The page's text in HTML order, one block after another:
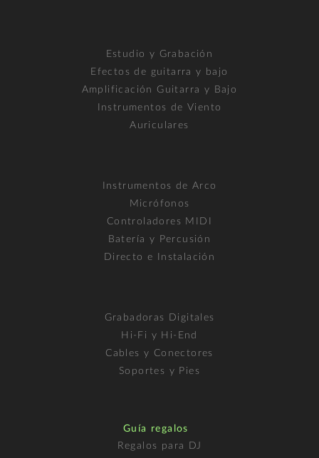
Estudio y Grabación
Efectos de guitarra y bajo
Amplificación Guitarra y Bajo
Instrumentos de Viento
Auriculares
Instrumentos de Arco
Micrófonos
Controladores MIDI
Batería y Percusión
Directo e Instalación
Grabadoras Digitales
Hi-Fi y Hi-End
Cables y Conectores
Soportes y Pies
Guía regalos
Regalos para DJ